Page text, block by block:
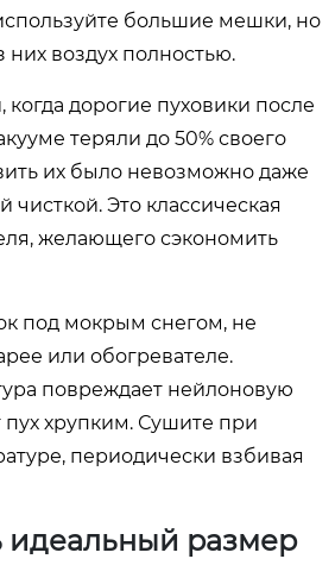
большие мешки, но
них воздух полностью.
дорогие пуховики после
теряли до 50% своего
их было невозможно даже
чисткой. Это классическая
желающего сэкономить
под мокрым снегом, не
или обогревателе.
повреждает нейлоновую
пух хрупким. Сушите при
периодически взбивая
идеальный размер